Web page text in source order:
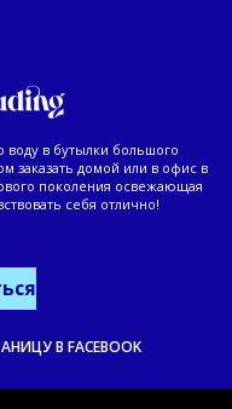
воду в бутылки большого
заказать домой или в офис в
поколения освежающая
себя отлично!
В FACEBOOK